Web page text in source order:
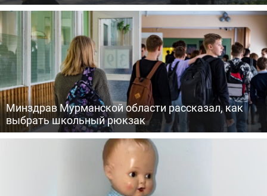
Минздрав Мурманской области рассказал, как
выбрать школьный рюкзак